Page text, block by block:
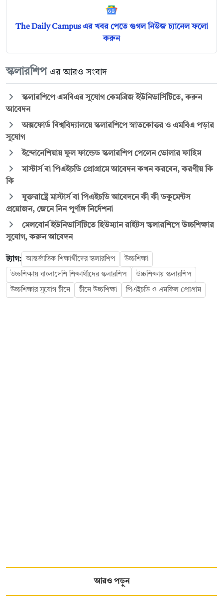
The Daily Campus এর খবর পেতে গুগল নিউজ চ্যানেল ফলো
করুন
স্কলারশিপ এর আরও সংবাদ
স্কলারশিপে এমবিএর সুযোগ কেমব্রিজ ইউনিভার্সিটিতে, করুন
আবেদন
অক্সফোর্ড বিশ্ববিদ্যালয়ে স্কলারশিপে স্নাতকোত্তর ও এমবিএ পড়ার
সুযোগ
ইন্দোনেশিয়ায় ফুল ফান্ডেড স্কলারশিপ পেলেন ভোলার ফাহিম
মাস্টার্স বা পিএইচডি প্রোগ্রামে আবেদন কখন করবেন, করণীয় কি
কি
যুক্তরাষ্ট্রে মাস্টার্স বা পিএইচডি আবেদনে কী কী ডকুমেন্টস
প্রয়োজন, জেনে নিন পূর্ণাঙ্গ নির্দেশনা
মেলবোর্ন ইউনিভার্সিটিতে হিউম্যান রাইটস স্কলারশিপে উচ্চশিক্ষার
সুযোগ, করুন আবেদন
ট্যাগ: আন্তর্জাতিক শিক্ষার্থীদের স্কলারশিপ উচ্চশিক্ষা
উচ্চশিক্ষায় বাংলাদেশি শিক্ষার্থীদের স্কলারশিপ উচ্চশিক্ষায় স্কলারশিপ
উচ্চশিক্ষার সুযোগ চীনে চীনে উচ্চশিক্ষা পিএইচডি ও এমফিল প্রোগ্রাম
আরও পড়ুন